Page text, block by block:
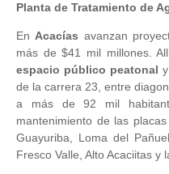
Planta de Tratamiento de
En Acacías avanzan
más de $41 mil millones.
espacio público peatonal
de la carrera 23, entre
a más de 92 mil
mantenimiento de las
Guayuriba, Loma del
Fresco Valle, Alto Acaciitas y